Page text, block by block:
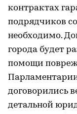
контрактах
подрядчиков
необходимо.
города будет
помощи
договорились
детальной